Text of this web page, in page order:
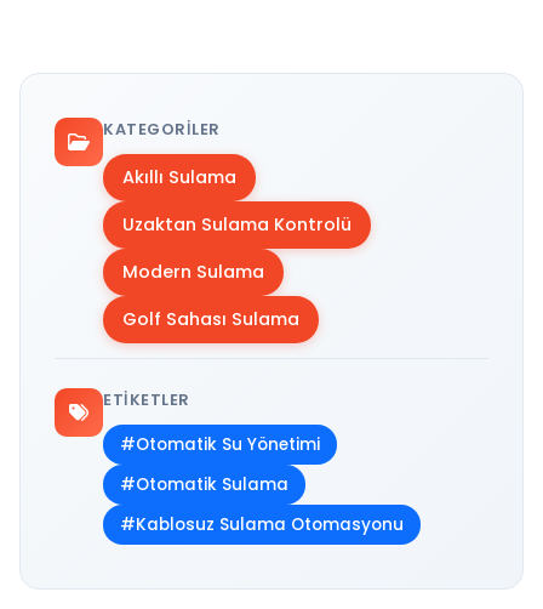
KATEGORILER
Akıllı Sulama
Uzaktan Sulama Kontrolü
Modern Sulama
Golf Sahası Sulama
ETIKETLER
#Otomatik Su Yönetimi
#Otomatik Sulama
#Kablosuz Sulama Otomasyonu